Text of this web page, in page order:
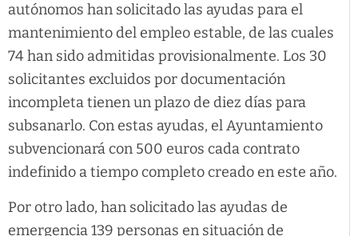
autónomos han solicitado las ayudas para el
mantenimiento del empleo estable, de las cuales
74 han sido admitidas provisionalmente. Los 30
solicitantes excluidos por documentación
incompleta tienen un plazo de diez días para
subsanarlo. Con estas ayudas, el Ayuntamiento
subvencionará con 500 euros cada contrato
indefinido a tiempo completo creado en este año.
Por otro lado, han solicitado las ayudas de
emergencia 139 personas en situación de